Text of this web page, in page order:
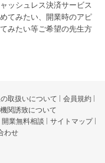
ッシュレス決済サービス
てみたい、開業時のアピ
みたい等ご希望の先生方
取扱いについて
会員規約
関誘致について
開業無料相談
サイトマップ
わせ